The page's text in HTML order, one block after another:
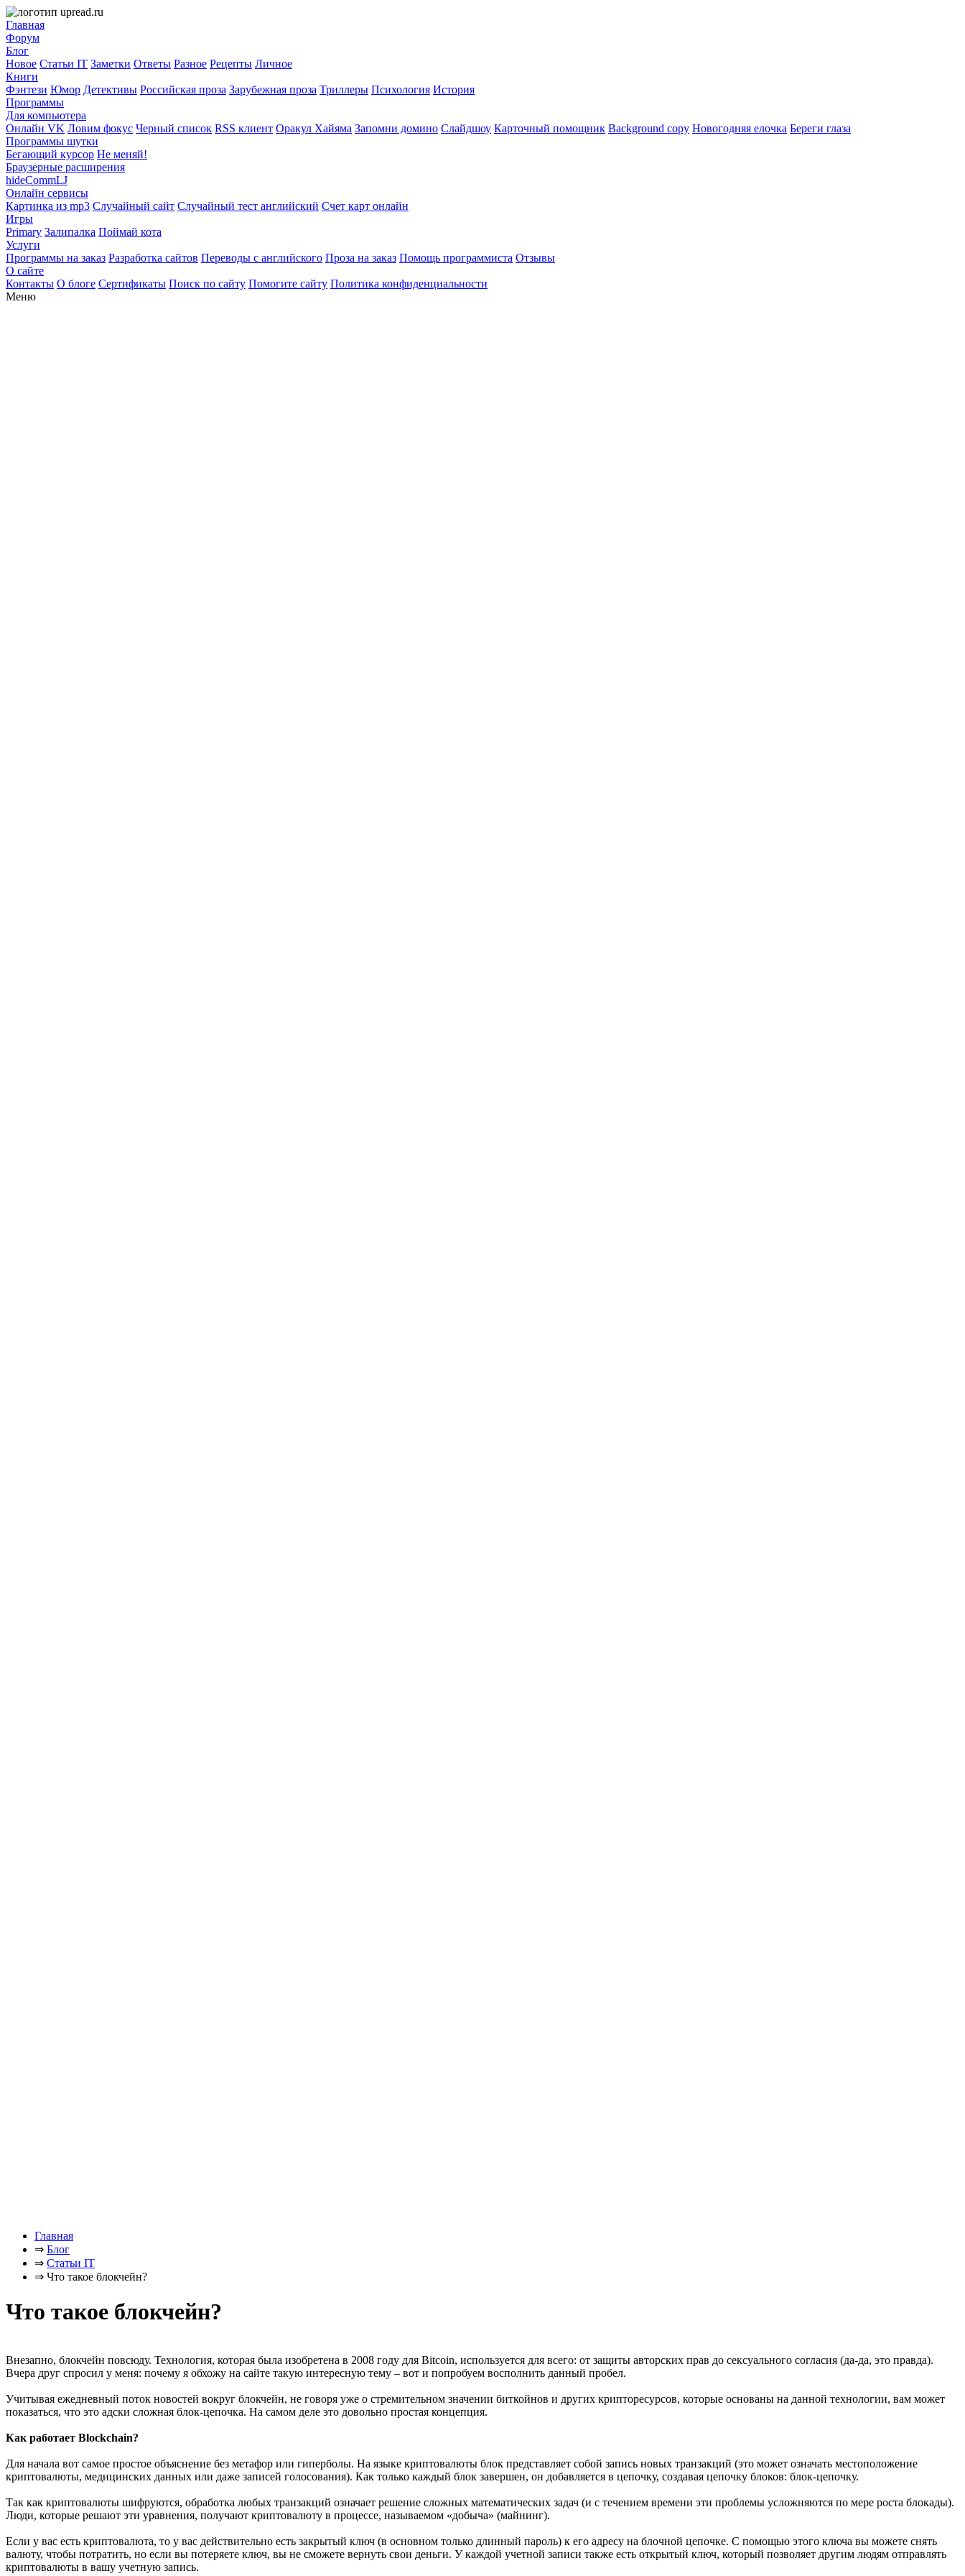
Главная
Форум
Блог
Новое Статьи IT Заметки Ответы Разное Рецепты Личное
Книги
Фэнтези Юмор Детективы Российская проза Зарубежная проза Триллеры Психология История
Программы
Для компьютера
Онлайн VK Ловим фокус Черный список RSS клиент Оракул Хайяма Запомни домино Слайдшоу Карточный помощник Background copy Новогодняя елочка Береги глаза
Программы шутки
Бегающий курсор Не меняй!
Браузерные расширения
hideCommLJ
Онлайн сервисы
Картинка из mp3 Случайный сайт Случайный тест английский Счет карт онлайн
Игры
Primary Залипалка Поймай кота
Услуги
Программы на заказ Разработка сайтов Переводы с английского Проза на заказ Помощь программиста Отзывы
О сайте
Контакты О блоге Сертификаты Поиск по сайту Помогите сайту Политика конфиденциальности
Меню
Главная
⇒ Блог
⇒ Статьи IT
⇒ Что такое блокчейн?
Что такое блокчейн?
Внезапно, блокчейн повсюду. Технология, которая была изобретена в 2008 году для Bitcoin, используется для всего: от защиты авторских прав до сексуального согласия (да-да, это правда).
Вчера друг спросил у меня: почему я обхожу на сайте такую интересную тему – вот и попробуем восполнить данный пробел.
Учитывая ежедневный поток новостей вокруг блокчейн, не говоря уже о стремительном значении биткойнов и других крипторесурсов, которые основаны на данной технологии, вам может
показаться, что это адски сложная блок-цепочка. На самом деле это довольно простая концепция.
Как работает Blockchain?
Для начала вот самое простое объяснение без метафор или гиперболы. На языке криптовалюты блок представляет собой запись новых транзакций (это может означать местоположение
криптовалюты, медицинских данных или даже записей голосования). Как только каждый блок завершен, он добавляется в цепочку, создавая цепочку блоков: блок-цепочку.
Так как криптовалюты шифруются, обработка любых транзакций означает решение сложных математических задач (и с течением времени эти проблемы усложняются по мере роста блокады).
Люди, которые решают эти уравнения, получают криптовалюту в процессе, называемом «добыча» (майнинг).
Если у вас есть криптовалюта, то у вас действительно есть закрытый ключ (в основном только длинный пароль) к его адресу на блочной цепочке. С помощью этого ключа вы можете снять
валюту, чтобы потратить, но если вы потеряете ключ, вы не сможете вернуть свои деньги. У каждой учетной записи также есть открытый ключ, который позволяет другим людям отправлять
криптовалюты в вашу учетную запись.